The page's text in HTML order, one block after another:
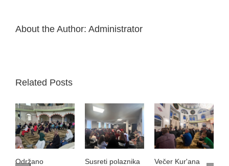
About the Author: Administrator
Related Posts
Održano
Susreti polaznika
Večer Kur'ana